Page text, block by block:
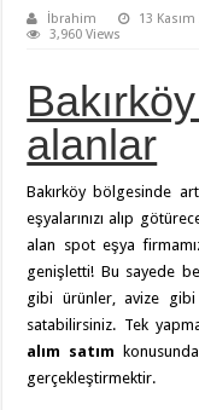
İbrahim 13
3,960 Views
alanlar
Bakırköy bölgesinde
eşyalarınızı alıp
alan spot eşya
genişletti! Bu sayede
gibi ürünler, avize gibi
satabilirsiniz. Tek
alım satım
gerçekleştirmektir.